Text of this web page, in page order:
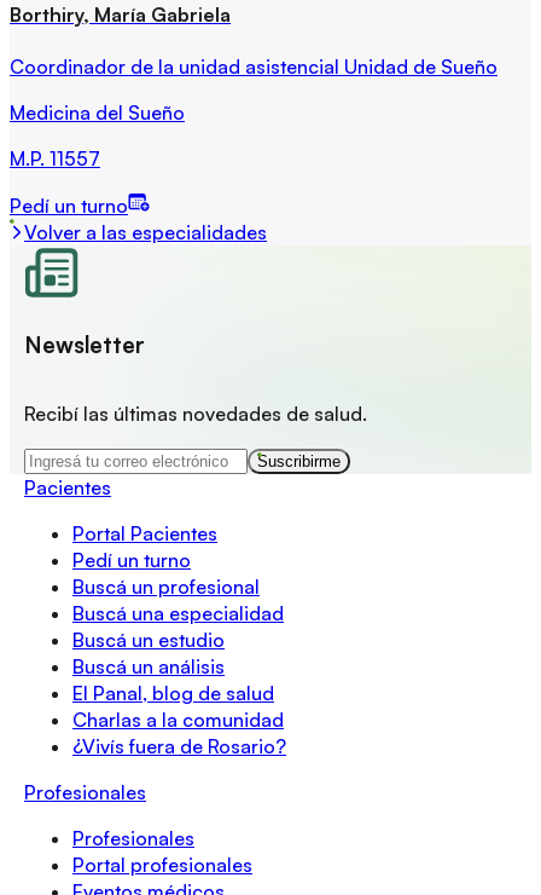
Borthiry, María Gabriela
Coordinador de la unidad asistencial Unidad de Sueño
Medicina del Sueño
M.P. 11557
Pedí un turno
Volver a las especialidades
Newsletter
Recibí las últimas novedades de salud.
Suscribirme
Pacientes
Portal Pacientes
Pedí un turno
Buscá un profesional
Buscá una especialidad
Buscá un estudio
Buscá un análisis
El Panal, blog de salud
Charlas a la comunidad
¿Vivís fuera de Rosario?
Profesionales
Profesionales
Portal profesionales